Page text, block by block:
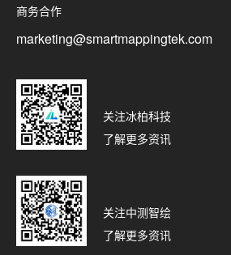
商务合作
marketing@smartmappingtek.com
关注冰柏科技
了解更多资讯
关注中测智绘
了解更多资讯